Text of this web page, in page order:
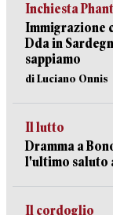
Inchiesta
Immigrazione
Dda in
sappiamo
di Luciano Onnis
Il lutto
Dramma a
l'ultimo saluto
Il cordoglio